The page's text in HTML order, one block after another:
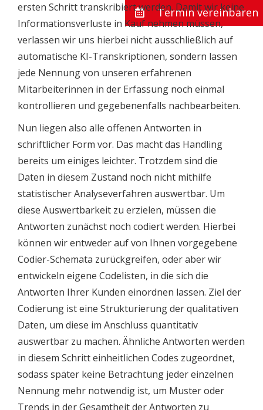
ersten Schritt transkribiert werden. Damit wir keine
Informationsverluste in Kauf nehmen müssen,
verlassen wir uns hierbei nicht ausschließlich auf
automatische KI-Transkriptionen, sondern lassen
jede Nennung von unseren erfahrenen
Mitarbeiterinnen in der Erfassung noch einmal
kontrollieren und gegebenenfalls nachbearbeiten.
Nun liegen also alle offenen Antworten in
schriftlicher Form vor. Das macht das Handling
bereits um einiges leichter. Trotzdem sind die
Daten in diesem Zustand noch nicht mithilfe
statistischer Analyseverfahren auswertbar. Um
diese Auswertbarkeit zu erzielen, müssen die
Antworten zunächst noch codiert werden. Hierbei
können wir entweder auf von Ihnen vorgegebene
Codier-Schemata zurückgreifen, oder aber wir
entwickeln eigene Codelisten, in die sich die
Antworten Ihrer Kunden einordnen lassen. Ziel der
Codierung ist eine Strukturierung der qualitativen
Daten, um diese im Anschluss quantitativ
auswertbar zu machen. Ähnliche Antworten werden
in diesem Schritt einheitlichen Codes zugeordnet,
sodass später keine Betrachtung jeder einzelnen
Nennung mehr notwendig ist, um Muster oder
Trends in der Gesamtheit der Antworten zu
Termin vereinbaren